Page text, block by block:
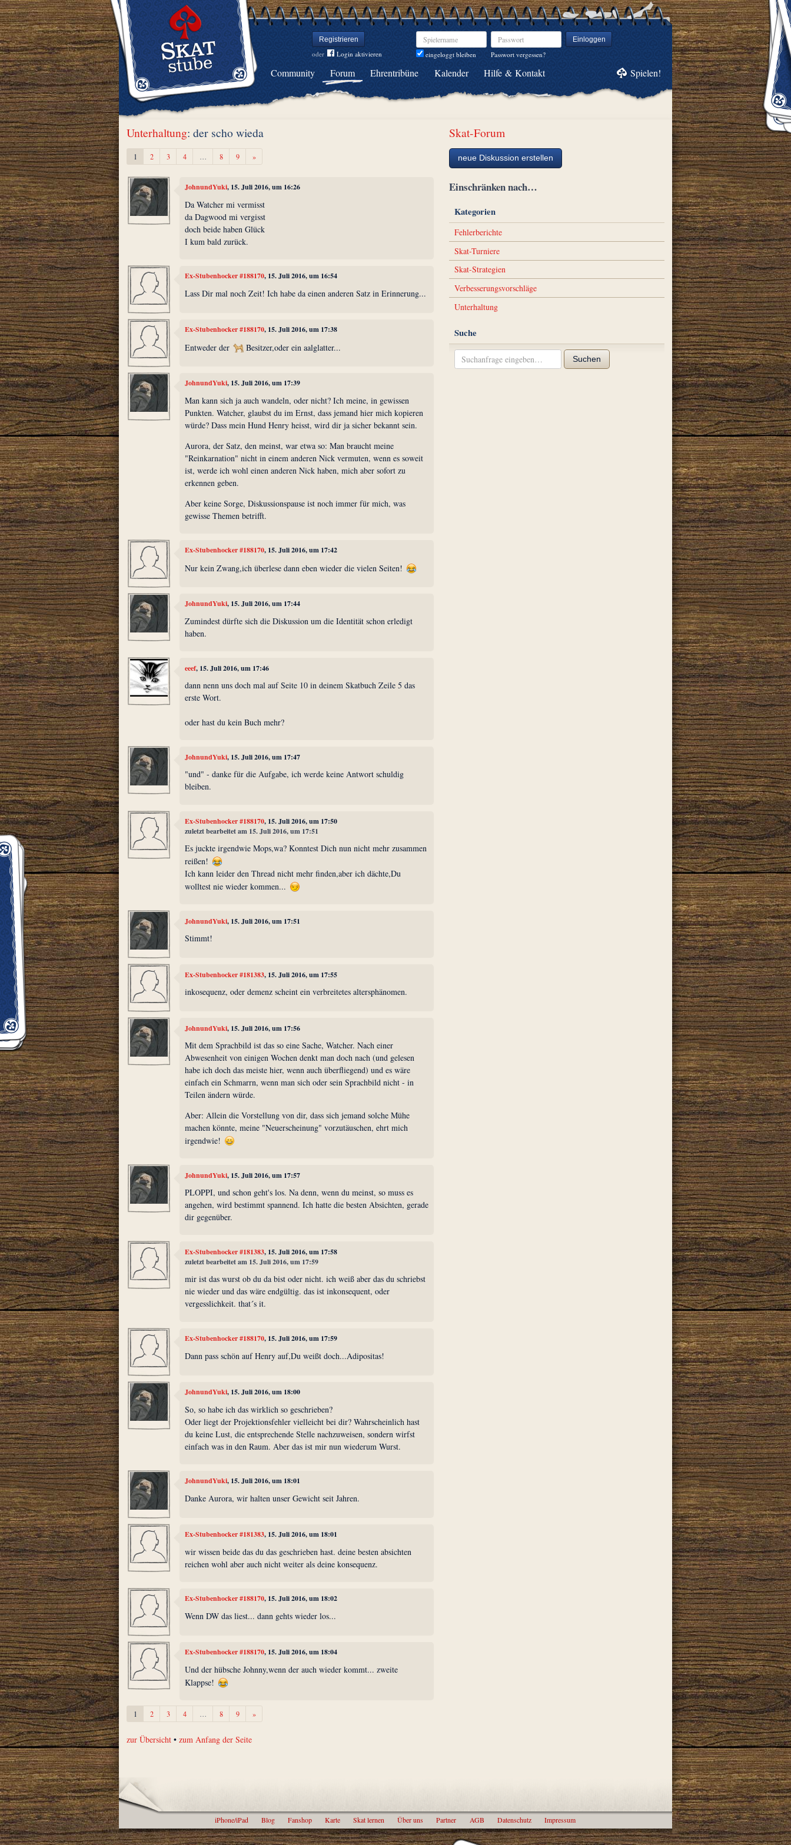
Registrieren
oder Login aktivieren
Spielername
eingeloggt bleiben
Passwort Einloggen
Passwort vergessen?
Community Forum Ehrentribüne Kalender Hilfe & Kontakt Spielen!
Unterhaltung: der scho wieda
1 2 3 4 … 8 9 »Weiter
JohnundYuki, 15. Juli 2016, um 16:26
Da Watcher mi vermisst
da Dagwood mi vergisst
doch beide haben Glück
I kum bald zurück.
Ex-Stubenhocker #188170, 15. Juli 2016, um 16:54
Lass Dir mal noch Zeit! Ich habe da einen anderen Satz in Erinnerung...
Ex-Stubenhocker #188170, 15. Juli 2016, um 17:38
Entweder der Besitzer,oder ein aalglatter...
JohnundYuki, 15. Juli 2016, um 17:39
Man kann sich ja auch wandeln, oder nicht? Ich meine, in gewissen
Punkten. Watcher, glaubst du im Ernst, dass jemand hier mich kopieren
würde? Dass mein Hund Henry heisst, wird dir ja sicher bekannt sein.
Aurora, der Satz, den meinst, war etwa so: Man braucht meine
"Reinkarnation" nicht in einem anderen Nick vermuten, wenn es soweit
ist, werde ich wohl einen anderen Nick haben, mich aber sofort zu
erkennen geben.
Aber keine Sorge, Diskussionspause ist noch immer für mich, was
gewisse Themen betrifft.
Ex-Stubenhocker #188170, 15. Juli 2016, um 17:42
Nur kein Zwang,ich überlese dann eben wieder die vielen Seiten!
JohnundYuki, 15. Juli 2016, um 17:44
Zumindest dürfte sich die Diskussion um die Identität schon erledigt
haben.
eeef, 15. Juli 2016, um 17:46
dann nenn uns doch mal auf Seite 10 in deinem Skatbuch Zeile 5 das
erste Wort.
oder hast du kein Buch mehr?
JohnundYuki, 15. Juli 2016, um 17:47
"und" - danke für die Aufgabe, ich werde keine Antwort schuldig
bleiben.
Ex-Stubenhocker #188170, 15. Juli 2016, um 17:50
zuletzt bearbeitet am 15. Juli 2016, um 17:51
Es juckte irgendwie Mops,wa? Konntest Dich nun nicht mehr zusammen
reißen!
Ich kann leider den Thread nicht mehr finden,aber ich dächte,Du
wolltest nie wieder kommen...
JohnundYuki, 15. Juli 2016, um 17:51
Stimmt!
Ex-Stubenhocker #181383, 15. Juli 2016, um 17:55
inkosequenz, oder demenz scheint ein verbreitetes altersphänomen.
JohnundYuki, 15. Juli 2016, um 17:56
Mit dem Sprachbild ist das so eine Sache, Watcher. Nach einer
Abwesenheit von einigen Wochen denkt man doch nach (und gelesen
habe ich doch das meiste hier, wenn auch überfliegend) und es wäre
einfach ein Schmarrn, wenn man sich oder sein Sprachbild nicht - in
Teilen ändern würde.
Aber: Allein die Vorstellung von dir, dass sich jemand solche Mühe
machen könnte, meine "Neuerscheinung" vorzutäuschen, ehrt mich
irgendwie!
JohnundYuki, 15. Juli 2016, um 17:57
PLOPPI, und schon geht's los. Na denn, wenn du meinst, so muss es
angehen, wird bestimmt spannend. Ich hatte die besten Absichten, gerade
dir gegenüber.
Ex-Stubenhocker #181383, 15. Juli 2016, um 17:58
zuletzt bearbeitet am 15. Juli 2016, um 17:59
mir ist das wurst ob du da bist oder nicht. ich weiß aber das du schriebst
nie wieder und das wäre endgültig. das ist inkonsequent, oder
vergesslichkeit. that´s it.
Ex-Stubenhocker #188170, 15. Juli 2016, um 17:59
Dann pass schön auf Henry auf,Du weißt doch...Adipositas!
JohnundYuki, 15. Juli 2016, um 18:00
So, so habe ich das wirklich so geschrieben?
Oder liegt der Projektionsfehler vielleicht bei dir? Wahrscheinlich hast
du keine Lust, die entsprechende Stelle nachzuweisen, sondern wirfst
einfach was in den Raum. Aber das ist mir nun wiederum Wurst.
JohnundYuki, 15. Juli 2016, um 18:01
Danke Aurora, wir halten unser Gewicht seit Jahren.
Ex-Stubenhocker #181383, 15. Juli 2016, um 18:01
wir wissen beide das du das geschrieben hast. deine besten absichten
reichen wohl aber auch nicht weiter als deine konsequenz.
Ex-Stubenhocker #188170, 15. Juli 2016, um 18:02
Wenn DW das liest... dann gehts wieder los...
Ex-Stubenhocker #188170, 15. Juli 2016, um 18:04
Und der hübsche Johnny,wenn der auch wieder kommt... zweite
Klappse!
1 2 3 4 … 8 9 »Weiter
zur Übersicht •zum Anfang der Seite
Skat-Forum
neue Diskussion erstellen
Einschränken nach…
Kategorien
Fehlerberichte
Skat-Turniere
Skat-Strategien
Verbesserungsvorschläge
Unterhaltung
Suche
Suchen
iPhone/iPad Blog Fanshop Karte Skat lernen Über uns Partner AGB Datenschutz Impressum